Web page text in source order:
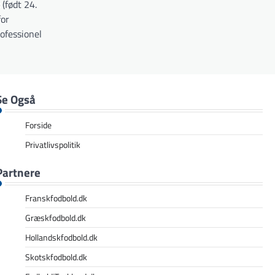
24.
Også
Forside
Privatlivspolitik
Franskfodbold.dk
Græskfodbold.dk
Hollandskfodbold.dk
Skotskfodbold.dk